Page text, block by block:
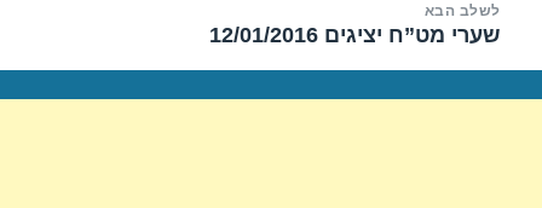
לשלב הבא
הפוסט
שערי מט”ח יציגים 12/01/2016